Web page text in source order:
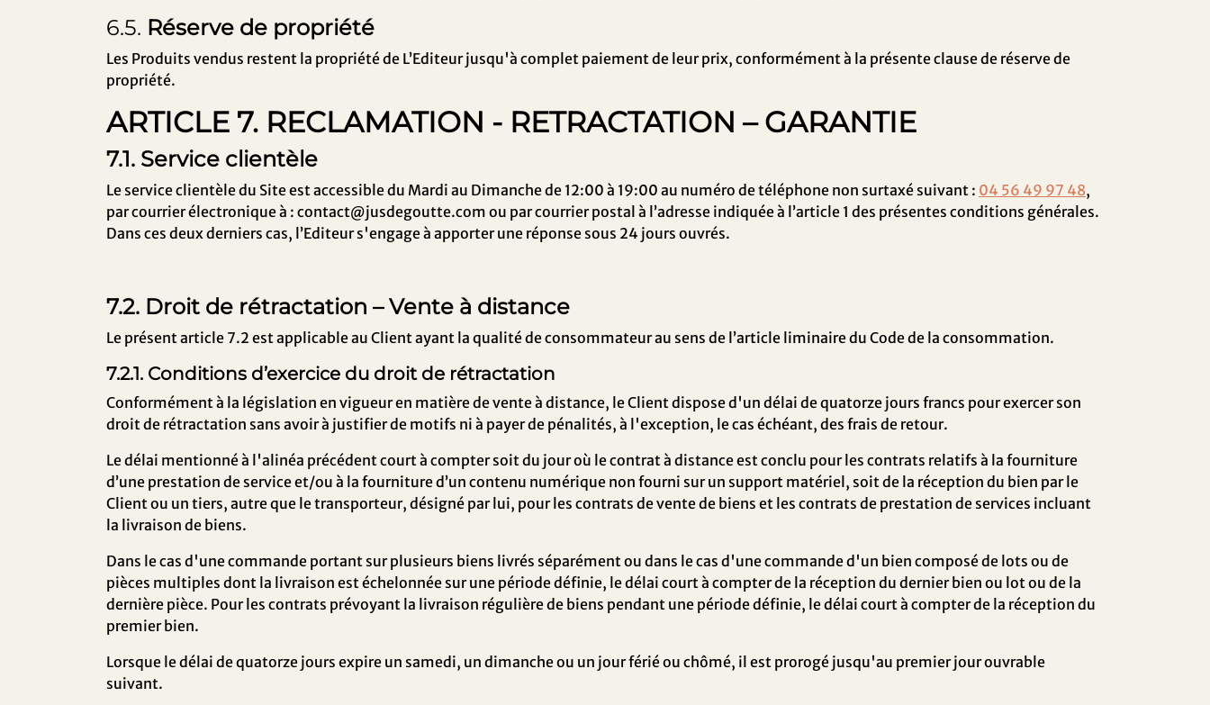
6.5. Réserve de propriété
Les Produits vendus restent la propriété de L’Editeur jusqu'à complet paiement de leur prix, conformément à la présente clause de réserve de
propriété.
ARTICLE 7. RECLAMATION - RETRACTATION – GARANTIE
7.1. Service clientèle
Le service clientèle du Site est accessible du Mardi au Dimanchede 12:00 à 19:00 au numéro de téléphone non surtaxé suivant : 04 56 49 97 48,
par courrier électronique à : contact@jusdegoutte.com ou par courrier postal à l’adresse indiquée à l’article 1 des présentes conditions générales.
Dans ces deux derniers cas, l’Editeur s'engage à apporter une réponse sous 24 jours ouvrés.
7.2. Droit de rétractation – Vente à distance
Le présent article 7.2 est applicable au Client ayant la qualité de consommateur au sens de l’article liminaire du Code de la consommation.
7.2.1. Conditions d’exercice du droit de rétractation
Conformément à la législation en vigueur en matière de vente à distance, le Client dispose d'un délai de quatorze jours francs pour exercer son
droit de rétractation sans avoir à justifier de motifs ni à payer de pénalités, à l'exception, le cas échéant, des frais de retour.
Le délai mentionné à l'alinéa précédent court à compter soit du jour où le contrat à distance est conclu pour les contrats relatifs à la fourniture
d’une prestation de service et/ou à la fourniture d’un contenu numérique non fourni sur un support matériel, soit de la réception du bien par le
Client ou un tiers, autre que le transporteur, désigné par lui, pour les contrats de vente de biens et les contrats de prestation de services incluant
la livraison de biens.
Dans le cas d'une commande portant sur plusieurs biens livrés séparément ou dans le cas d'une commande d'un bien composé de lots ou de
pièces multiples dont la livraison est échelonnée sur une période définie, le délai court à compter de la réception du dernier bien ou lot ou de la
dernière pièce. Pour les contrats prévoyant la livraison régulière de biens pendant une période définie, le délai court à compter de la réception du
premier bien.
Lorsque le délai de quatorze jours expire un samedi, un dimanche ou un jour férié ou chômé, il est prorogé jusqu'au premier jour ouvrable
suivant.